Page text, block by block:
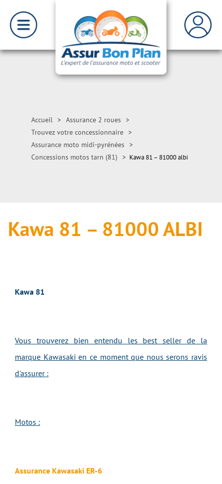
Accueil > Assurance 2 roues >
Trouvez votre concessionnaire >
Assurance moto midi-pyrénées >
Concessions motos tarn (81)
> Kawa 81 – 81000 albi
Kawa 81 – 81000 ALBI
Kawa 81
Vous trouverez bien entendu les best seller de la
marque Kawasaki en ce moment que nous serons ravis
d'assurer :
Motos :
Assurance Kawasaki ER-6